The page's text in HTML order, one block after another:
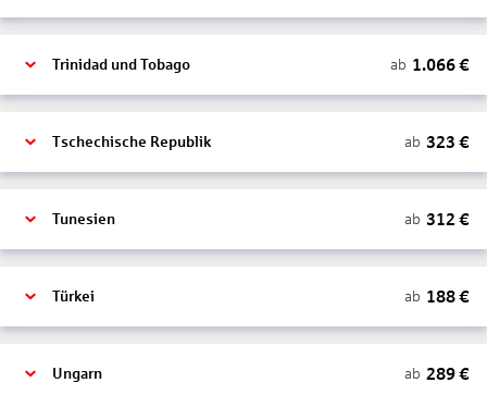
Trinidad und Tobago ab 1.066€
Tschechische Republik ab 323 €
Tunesien ab 312 €
Türkei ab 188€
Ungarn ab 289€